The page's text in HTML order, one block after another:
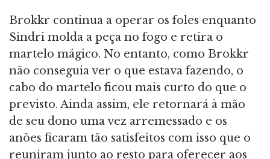
Brokkr continua a operar os foles enquanto
Sindri molda a peça no fogo e retira o
martelo mágico. No entanto, como Brokkr
não conseguia ver o que estava fazendo, o
cabo do martelo ficou mais curto do que o
previsto. Ainda assim, ele retornará à mão
de seu dono uma vez arremessado e os
anões ficaram tão satisfeitos com isso que o
reuniram junto ao resto para oferecer aos